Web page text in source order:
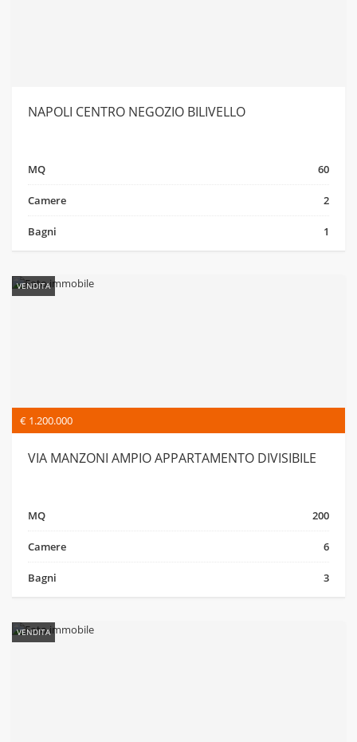
NAPOLI CENTRO NEGOZIO BILIVELLO
MQ 60
Camere 2
Bagni 1
€ 1.200.000
VENDITA
VIA MANZONI AMPIO APPARTAMENTO DIVISIBILE
MQ 200
Camere 6
Bagni 3
VENDITA